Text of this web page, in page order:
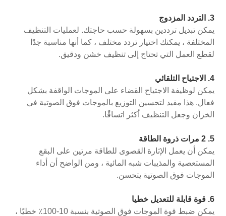
3. التردد المزدوج
يمكن تبديل ترددين بسهولة حسب حاجتك. لعمليات التنظيف
المختلفة ، يمكنك اختيار تردد مختلف ، كما أنها مناسبة جدًا
لقطع العمل التي تحتاج إلى تنظيف خشن ودقيق.
4. الاجتياح التلقائي
يمكن لوظيفة الاجتياح القضاء على الموجات الواقفة بشكل
فعال. هذا مفيد لتحسين التوزيع بالموجات فوق الصوتية في
الخزان وجعل التنظيف أكثر اتساقًا.
5. 2 مرات ذروة الطاقة
يمكن أن يعمل الإثارة القصوى للطاقة مرتين على البقع
المستعصية والمذيبات شبه المائية ، ومن الواضح أن أداء
الموجات فوق الصوتية يتحسن.
6. قوة قابلة للتعديل خطيا
يمكن ضبط قوة الموجات فوق الصوتية بنسبة 10-100٪ خطيًا ،